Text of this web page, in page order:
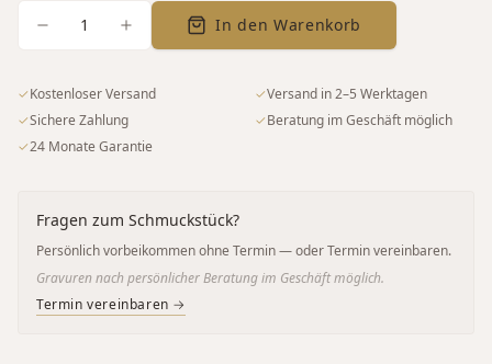
1 In den Warenkorb
✓Kostenloser Versand ✓Versand in 2–5 Werktagen
✓Sichere Zahlung ✓Beratung im Geschäft möglich
✓24 Monate Garantie
Fragen zum Schmuckstück?
Persönlich vorbeikommen ohne Termin — oder Termin vereinbaren.
Gravuren nach persönlicher Beratung im Geschäft möglich.
Termin vereinbaren →